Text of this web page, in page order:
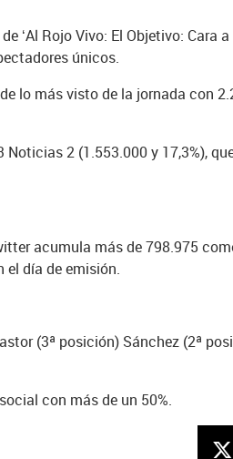
Rojo Vivo: El Objetivo: Cara a
únicos.
lo más visto de la jornada con
2 (1.553.000 y 17,3%),
acumula más de 798.975
el día de emisión.
(3ª posición) Sánchez (2ª
con más de un 50%.